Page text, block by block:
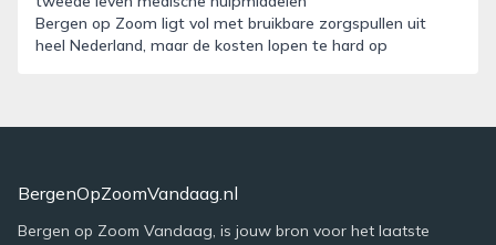
Bergen op Zoom ligt vol met bruikbare zorgspullen uit
heel Nederland, maar de kosten lopen te hard op
BergenOpZoomVandaag.nl
Bergen op Zoom Vandaag, is jouw bron voor het laatste